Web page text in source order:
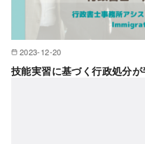
2023-12-20
技能実習に基づく行政処分が